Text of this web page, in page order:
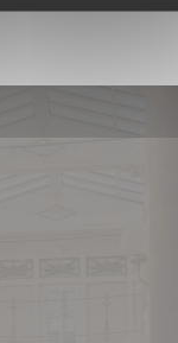
finestra))